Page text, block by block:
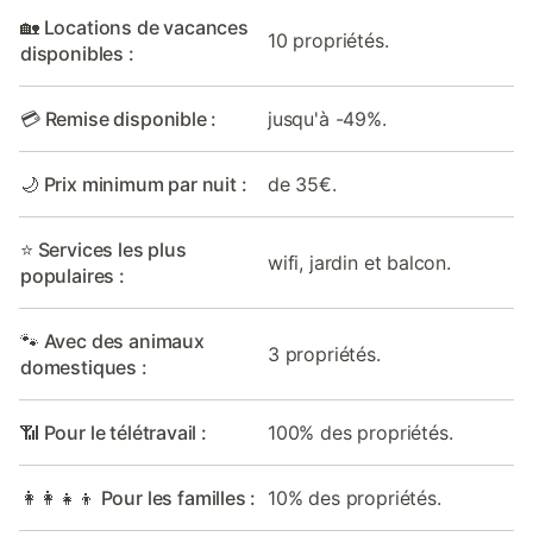
🏡 Locations de vacances
disponibles :
10 propriétés.
💳 Remise disponible : jusqu'à -49%.
🌙 Prix minimum par nuit : de 35€.
⭐ Services les plus
populaires :
wifi, jardin et balcon.
🐾 Avec des animaux
domestiques :
3 propriétés.
📶 Pour le télétravail : 100% des propriétés.
👩‍👩‍👧‍👦 Pour les familles : 10% des propriétés.